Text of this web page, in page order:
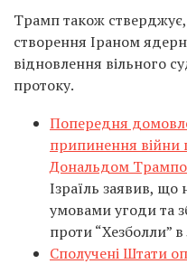
Трамп також
створення Іраном
відновлення вільного
протоку.
Попередня
припинення війни
Дональдом
Ізраїль заявив, що
умовами угоди та
проти “Хезболли” в
Сполучені Штати